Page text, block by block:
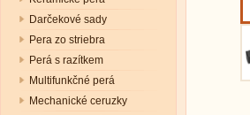
Darčekové sady
Pera zo striebra
Perá s razítkem
Multifunkčné perá
Mechanické ceruzky